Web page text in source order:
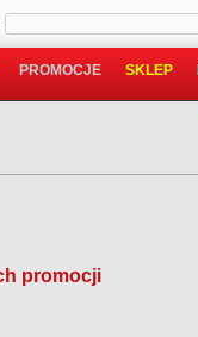
PROMOCJE SKLEP
promocji